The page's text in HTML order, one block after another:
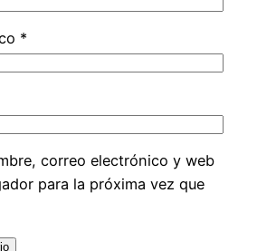
*
correo electrónico y web
para la próxima vez que